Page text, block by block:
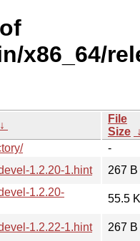
x86_64/
↓
File
Size ↓
-
1.2.20-1.hint
267 B
1.2.20-
55.5
1.2.22-1.hint
267 B